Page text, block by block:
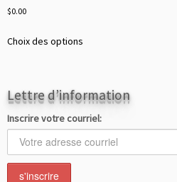
$0.00
Choix des options
variations.
Les
options
peuvent
être
Lettre d’information
Inscrire votre courriel: